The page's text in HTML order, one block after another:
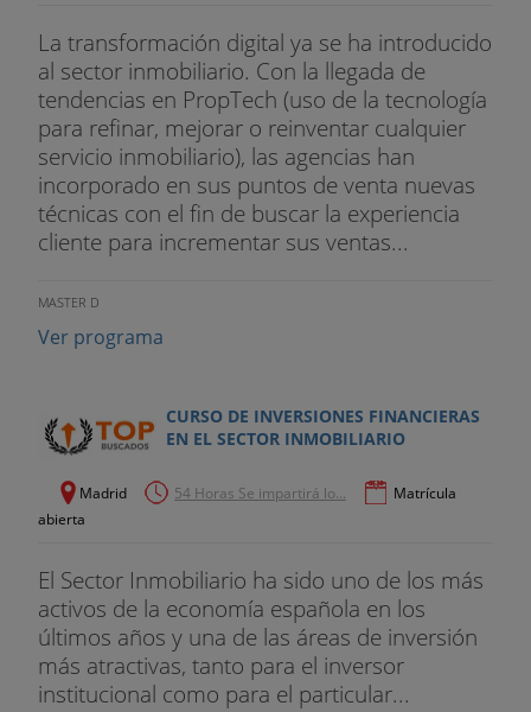
La transformación digital ya se ha introducido
al sector inmobiliario. Con la llegada de
tendencias en PropTech (uso de la tecnología
para refinar, mejorar o reinventar cualquier
servicio inmobiliario), las agencias han
incorporado en sus puntos de venta nuevas
técnicas con el fin de buscar la experiencia
cliente para incrementar sus ventas...
MASTER D
Ver programa
CURSO DE INVERSIONES FINANCIERAS
EN EL SECTOR INMOBILIARIO
Madrid 54 Horas Se impartirá lo...
Matrícula
abierta
El Sector Inmobiliario ha sido uno de los más
activos de la economía española en los
últimos años y una de las áreas de inversión
más atractivas, tanto para el inversor
institucional como para el particular...